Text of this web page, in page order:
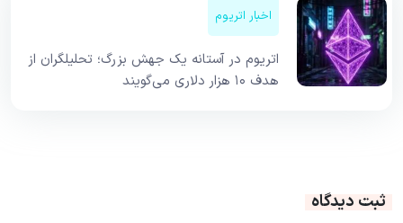
اخبار اتریوم
اتریوم در آستانه یک جهش بزرگ؛ تحلیلگران از
هدف ۱۰ هزار دلاری می‌گویند
ثبت دیدگاه